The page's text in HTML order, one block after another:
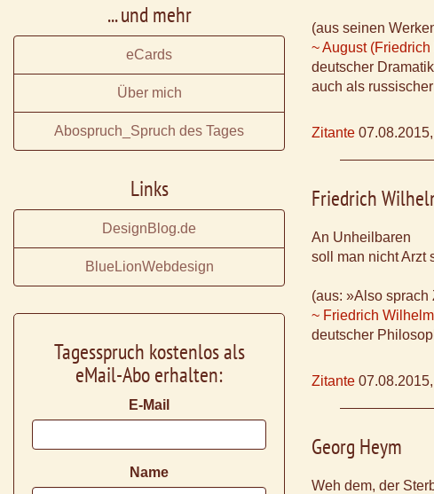
(aus seinen
~ August
deutscher
auch als
Zitante
Friedrich
An Unheilbaren
soll man nicht Arzt
(aus: »Also sprach
~ Friedrich
deutscher
Zitante
Georg Heym
Weh dem, der
... und mehr
eCards
Über mich
Abospruch_Spruch des Tages
Links
DesignBlog.de
BlueLionWebdesign
Tagesspruch kostenlos als
eMail-Abo erhalten:
E-Mail
Name